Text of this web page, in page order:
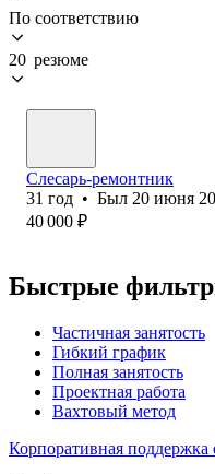
По соответствию
20 резюме
Слесарь-ремонтник
31 год • Был 20 июня
40 000 ₽
Быстрые
Частичная занятость
Гибкий график
Полная занятость
Проектная работа
Вахтовый метод
Корпоративная поддержка